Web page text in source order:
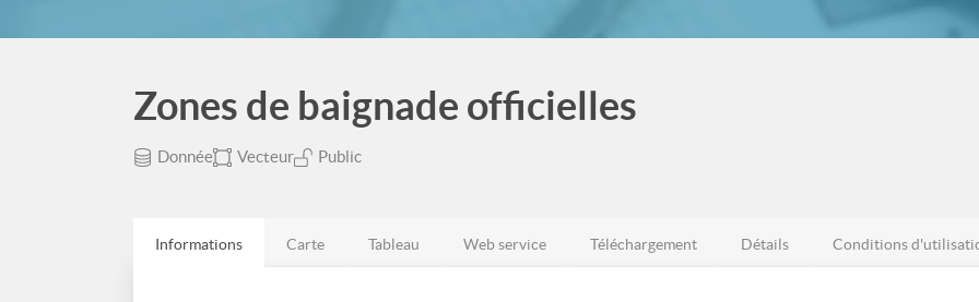
Zones de baignade officielles
Donnée Vecteur Public
Informations Carte Tableau Web service Téléchargement Détails Conditions